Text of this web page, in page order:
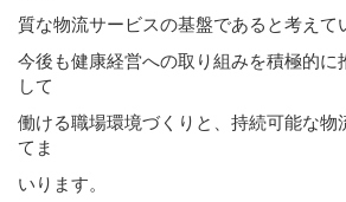
質な物流サービスの基盤であると考えて
今後も健康経営への取り組みを積極的に
して
働ける職場環境づくりと、持続可能な物
てま
いります。